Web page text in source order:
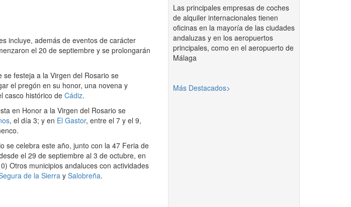
incluye, además de eventos de carácter
el 20 de septiembre y se prolongarán
se festeja a la Virgen del Rosario se
el pregón en su honor, una novena y
casco histórico de Cádiz.
en Honor a la Virgen del Rosario se
, el día 3; y en El Gastor, entre el 7 y el 9,
se celebra este año, junto con la 47 Feria de
el 29 de septiembre al 3 de octubre, en
Otros municipios andaluces con actividades
de la Sierra y Salobreña.
Las principales empresas de coches
de alquiler internacionales tienen
oficinas en la mayoría de las ciudades
andaluzas y en los aeropuertos
principales, como en el aeropuerto de
Málaga
Más Destacados>